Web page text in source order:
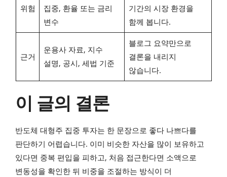
위험
집중, 환율 또는 금리
변수
기간의 시장 환경을
함께 봅니다.
근거
운용사 자료, 지수
설명, 공시, 세법 기준
블로그 요약만으로
결론을 내리지
않습니다.
이 글의 결론
반도체 대형주 집중 투자는 한 문장으로 좋다 나쁘다를
판단하기 어렵습니다. 이미 비슷한 자산을 많이 보유하고
있다면 중복 편입을 피하고, 처음 접근한다면 소액으로
변동성을 확인한 뒤 비중을 조절하는 방식이 더